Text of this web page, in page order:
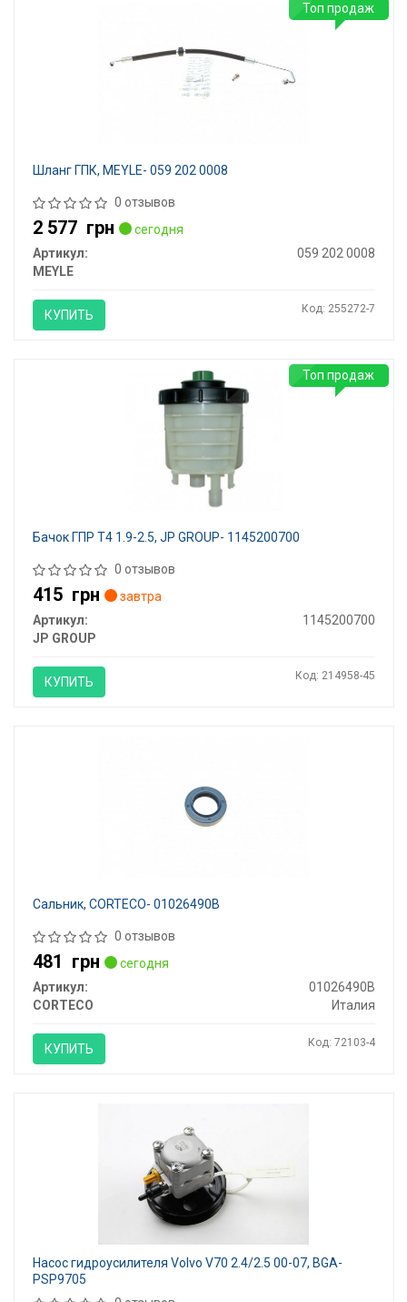
Шланг ГПК, MEYLE- 059 202 0008
0 отзывов
2 577 грн
сегодня
Артикул:
059 202 0008
MEYLE
КУПИТЬ Код: 255272-7
Топ продаж
Бачок ГПР T4 1.9-2.5, JP GROUP- 1145200700
0 отзывов
415 грн
завтра
Артикул:
1145200700
JP GROUP
КУПИТЬ Код: 214958-45
Топ продаж
Сальник, CORTECO- 01026490B
0 отзывов
481 грн
сегодня
Артикул:
01026490B
CORTECO
Италия
КУПИТЬ Код: 72103-4
Насос гидроусилителя Volvo V70 2.4/2.5 00-07, BGA-
PSP9705